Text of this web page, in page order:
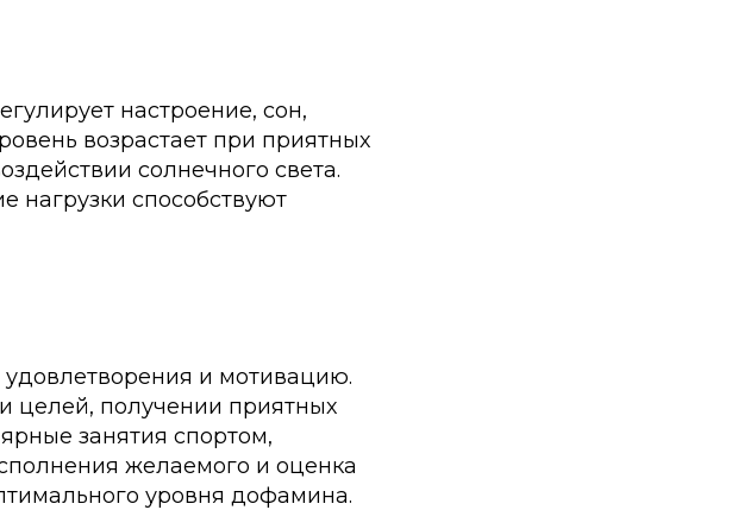
настроение, сон,
возрастает при приятных
солнечного света.
нагрузки способствуют
и мотивацию.
целей, получении приятных
занятия спортом,
желаемого и оценка
уровня дофамина.